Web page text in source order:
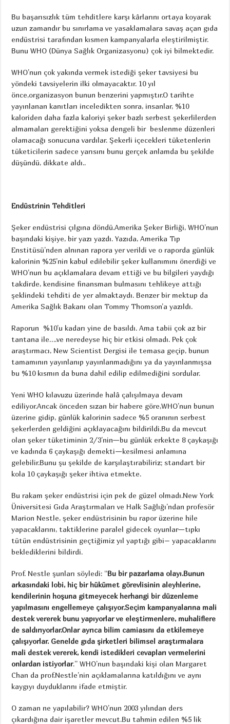
Bu başarısızlık tüm tehditlere karşı kârlarını ortaya koyarak
uzun zamandır bu sınırlama ve yasaklamalara savaş açan gıda
endüstrisi tarafından kısmen kampanyalarla eleştirilmiştir.
Bunu WHO (Dünya Sağlık Organizasyonu) çok iyi bilmektedir.
WHO’nun çok yakında vermek istediği şeker tavsiyesi bu
yöndeki tavsiyelerin ilki olmayacaktır. 10 yıl
önce,organizasyon bunun benzerini yapmıştır.O tarihte
yayınlanan kanıtları inceledikten sonra, insanlar, %10
kaloriden daha fazla kaloriyi şeker bazlı serbest şekerlilerden
almamaları gerektiğini yoksa dengeli bir beslenme düzenleri
olamacağı sonucuna vardılar. Şekerli içecekleri tüketenlerin
tüketicilerin sadece yarısını bunu gerçek anlamda bu şekilde
düşündü, dikkate aldı..
Endüstrinin Tehditleri
Şeker endüstrisi çılgına döndü.Amerika Şeker Birliği, WHO’nun
başındaki kişiye, bir yazı yazdı. Yazıda, Amerika Tıp
Enstitüsü’nden alnınan rapora yer verildi ve o raporda günlük
kalorinin %25’nin kabul edilebilir şeker kullanımını önerdiği ve
WHO’nun bu açıklamalara devam ettiği ve bu bilgileri yaydığı
takdirde, kendisine finansman bulmasını tehlikeye attığı
şeklindeki tehditi de yer almaktaydı. Benzer bir mektup da
Amerika Sağlık Bakanı olan Tommy Thomson’a yazıldı.
Raporun %10’u kadarı yine de basıldı. Ama tabii çok az bir
tantana ile….ve neredeyse hiç bir etkisi olmadı. Pek çok
araştırmacı, New Scientist Dergisi ile temasa geçip, bunun
tamamının yayınlanıp yayınlanmadığını ya da yayınlanmışsa
bu %10 kısmın da buna dahil edilip edilmediğini sordular.
Yeni WHO kılavuzu üzerinde halâ çalışılmaya devam
ediliyor.Ancak önceden sızan bir habere göre,WHO’nun bunun
üzerine gidip, günlük kalorinin sadece %5 oranının serbest
şekerlerden geldiğini açıklayacağını bildirildi.Bu da mevcut
olan şeker tüketiminin 2/3’nin—bu günlük erkekte 8 çaykaşığı
ve kadında 6 çaykaşığı demekti—kesilmesi anlamına
gelebilir.Bunu şu şekilde de karşılaştırabiliriz; standart bir
kola 10 çaykaşığı şeker ihtiva etmekte.
Bu rakam şeker endüstrisi için pek de güzel olmadı.New York
Üniversitesi Gıda Araştırmaları ve Halk Sağlığı’ndan profesör
Marion Nestle, şeker endüstrisinin bu rapor üzerine hile
yapacaklarını, taktiklerine paralel gidecek oyunlar—tıpkı
tütün endüstrisinin geçtiğimiz yıl yaptığı gibi– yapacaklarını
beklediklerini bildirdi.
Prof. Nestle şunları söyledi: “Bu bir pazarlama olayı.Bunun
arkasındaki lobi, hiç bir hükümet görevlisinin aleyhlerine,
kendilerinin hoşuna gitmeyecek herhangi bir düzenleme
yapılmasını engellemeye çalışıyor.Seçim kampanyalarına mali
destek vererek bunu yapıyorlar ve eleştirmenlere, muhaliflere
de saldırıyorlar.Onlar ayrıca bilim camiasını da etkilemeye
çalışıyorlar. Genelde gıda şirketleri bilimsel araştırmalara
mali destek vererek, kendi istedikleri cevapları vermelerini
onlardan istiyorlar.” WHO’nun başındaki kişi olan Margaret
Chan da prof.Nestle’nin açıklamalarına katıldığını ve aynı
kaygıyı duyduklarını ifade etmiştir.
O zaman ne yapılabilir? WHO’nun 2003 yılından ders
çıkardığına dair işaretler mevcut.Bu tahmin edilen %5 lik